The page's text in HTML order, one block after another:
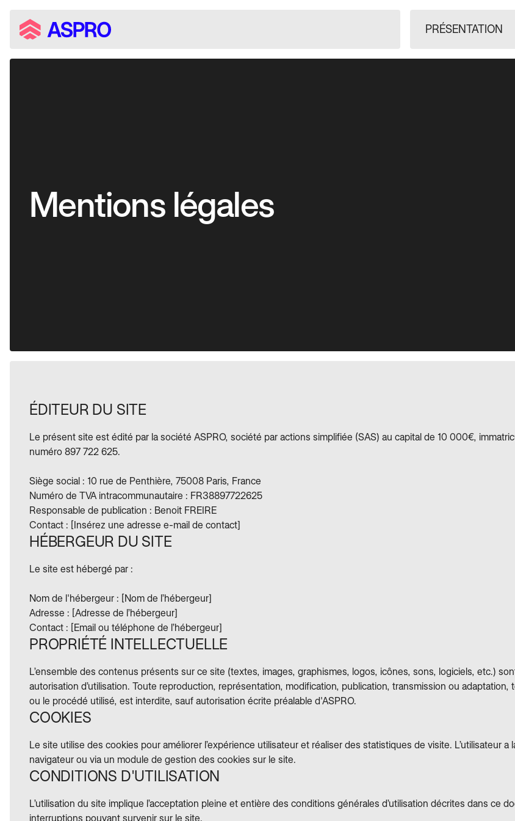
PRÉSENTATION
Mentions légales
ÉDITEUR DU SITE
Le présent site est édité par la société ASPRO, société par actions simplifiée (SAS) au capital de 10 000€,
numéro 897 722 625.
Siège social : 10 rue de Penthière, 75008 Paris, France
Numéro de TVA intracommunautaire : FR38897722625
Responsable de publication : Benoit FREIRE
Contact : [Insérez une adresse e-mail de contact]
HÉBERGEUR DU SITE
Le site est hébergé par :
Nom de l'hébergeur : [Nom de l’hébergeur]
Adresse : [Adresse de l’hébergeur]
Contact : [Email ou téléphone de l’hébergeur]
PROPRIÉTÉ INTELLECTUELLE
L’ensemble des contenus présents sur ce site (textes, images, graphismes, logos, icônes, sons, logiciels, etc.)
autorisation d’utilisation. Toute reproduction, représentation, modification, publication, transmission ou
ou le procédé utilisé, est interdite, sauf autorisation écrite préalable d'ASPRO.
COOKIES
Le site utilise des cookies pour améliorer l’expérience utilisateur et réaliser des statistiques de visite. L’utilisateur
navigateur ou via un module de gestion des cookies sur le site.
CONDITIONS D'UTILISATION
L’utilisation du site implique l’acceptation pleine et entière des conditions générales d’utilisation décrites dans ce
interruptions pouvant survenir sur le site.